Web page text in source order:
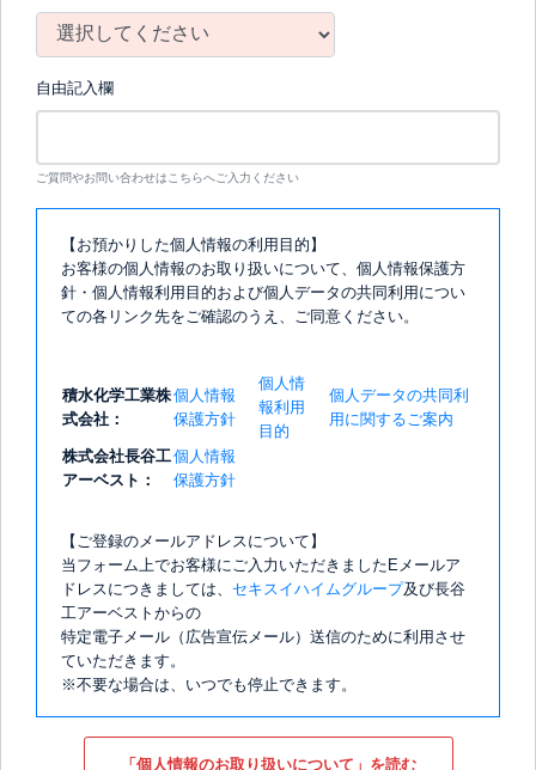
自由記入欄
ご質問やお問い合わせはこちらへご入力ください
【お預かりした個人情報の利用目的】
お客様の個人情報のお取り扱いについて、個人情報保護方
針・個人情報利用目的および個人データの共同利用につい
ての各リンク先をご確認のうえ、ご同意ください。
積水化学工業株
式会社：
個人情報
保護方針
個人情
報利用
目的
個人データの共同利
用に関するご案内
株式会社長谷工
アーベスト：
個人情報
保護方針
【ご登録のメールアドレスについて】
当フォーム上でお客様にご入力いただきましたEメールア
ドレスにつきましては、 セキスイハイムグループ及び長谷
工アーベストからの
特定電子メール（広告宣伝メール）送信のために利用させ
ていただきます。
※不要な場合は、いつでも停止できます。
「個人情報のお取り扱いについて」を読む